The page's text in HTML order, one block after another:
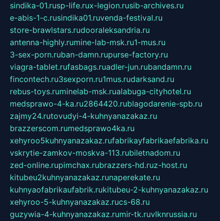
sindika-01.rusp-life.rux-legion.rusib-archives.ru
e-abis-1-c.rusindika01.ruvenda-festival.ru
store-brawlstars.rudooraleksandria.ru
antenna-highly.rumine-lab-msk.ru1-mus.ru
3-sex-porn.ruban-damn.rupurse-factory.ru
viagra-tablet.rufasbags.ruadler-jun.rubandamn.ru
fincontech.ru3sexporn.ru1mus.rudarksand.ru
rebus-toys.ruminelab-msk.rualabuga-cityhotel.ru
medsprawo-4-ka.ru2864420.rublagodarenie-spb.ru
zajmy24.rutovudyi-4-kuhnyanazakaz.ru
brazzerscom.rumedsprawo4ka.ru
xehyroo5kuhnyanazakaz.rufabrikayfabrikaefabrika.ru
vskrytie-zamkov-moskva-113.rubiletnadom.ru
zed-online.rupimchax.rubrazzers-hd.ruz-host.ru
kitubeu2kuhnyanazakaz.runaperekate.ru
kuhnyaofabrikaufabrik.rukitubeu-2-kuhnyanazakaz.ru
xehyroo-5-kuhnyanazakaz.rucs-68.ru
guzywia-4-kuhnyanazakaz.rumir-tk.ruvlknrussia.ru